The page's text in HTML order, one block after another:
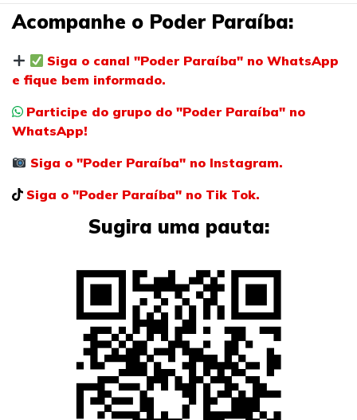
Acompanhe o Poder Paraíba:
Siga o canal "Poder Paraíba" no WhatsApp
e fique bem informado.
Participe do grupo do "Poder Paraíba" no
WhatsApp!
Siga o "Poder Paraíba" no Instagram.
Siga o "Poder Paraíba" no Tik Tok.
Sugira uma pauta: